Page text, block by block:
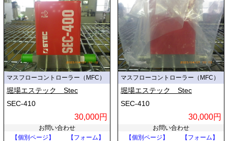
マスフローコントローラー（MFC）
堀場エステック Stec
SEC-410
30,000円
お問い合わせ
【個別ページ】
【フォーム】
マスフローコントローラー（MFC）
堀場エステック Stec
SEC-410
30,000円
お問い合わせ
【個別ページ】
【フォーム】